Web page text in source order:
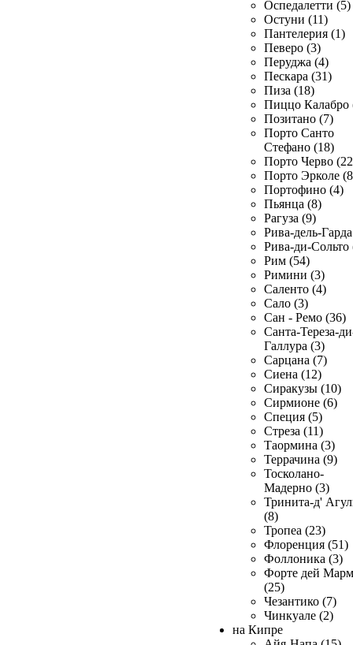
Оспедалетти (5)
Остуни (11)
Пантелерия (1)
Певеро (3)
Перуджа (4)
Пескара (31)
Пиза (18)
Пиццо Калабро
Позитано (7)
Порто Санто
Стефано (18)
Порто Черво
Порто Эрколе
Портофино (4)
Пьянца (8)
Рагуза (9)
Рива-дель-
Рива-ди-Сольто
Рим (54)
Римини (3)
Саленто (4)
Сало (3)
Сан - Ремо (36)
Санта-Тереза-
Галлура (3)
Сарцана (7)
Сиена (12)
Сиракузы (10)
Сирмионе (6)
Специя (5)
Стреза (11)
Таормина (3)
Террачина (9)
Тосколано-
Мадерно (3)
Тринита-д'
(8)
Тропеа (23)
Флоренция (51)
Фоллоника (3)
Форте дей
(25)
Чезантико (7)
Чинкуале (2)
на Кипре